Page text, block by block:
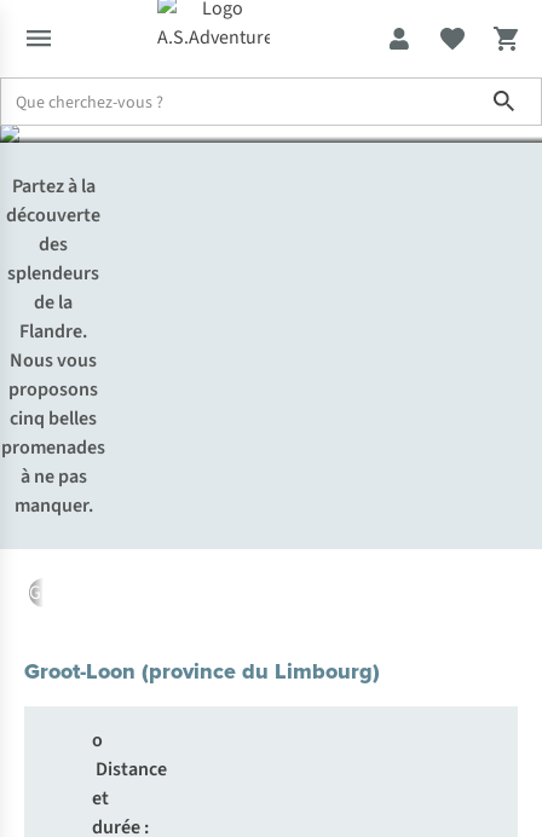
promenades de Flandre
Partez à la
découverte
des
splendeurs
de la
Flandre.
Nous vous
proposons
cinq belles
promenades
à ne pas
manquer.
Groot-Loon
Groot-Loon (province du Limbourg)
o
Distance
et
durée :